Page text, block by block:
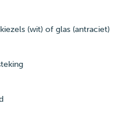
(wit) of glas (antraciet)